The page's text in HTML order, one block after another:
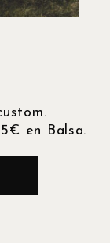
en Balsa.